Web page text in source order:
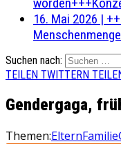
16. Mai 2026 |
Suchen nach:
TEILEN TWITTERN
Gendergaga,
Themen:ElternFamilie